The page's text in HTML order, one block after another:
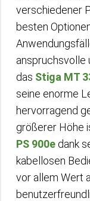
verschiedener
besten
anspruchsvolle
das Stiga MT
seine enorme
hervorragend
größerer Höhe
PS 900e dank
kabellosen
vor allem Wert